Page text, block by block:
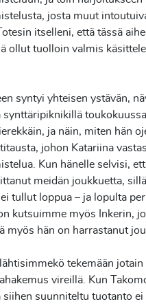
josta muut
itselleni, että tässä
ollut tuolloin valmis
syntyi yhteisen ystävän,
synttäripiknikillä
ja näin, miten hän
johon Katariina
Kun hänelle selvisi,
meidän joukkuetta,
tullut loppua – ja lopulta
kutsuimme myös Inkerin,
myös hän on harrastanut
tekemään
vireillä. Kun
suunniteltu tuotanto